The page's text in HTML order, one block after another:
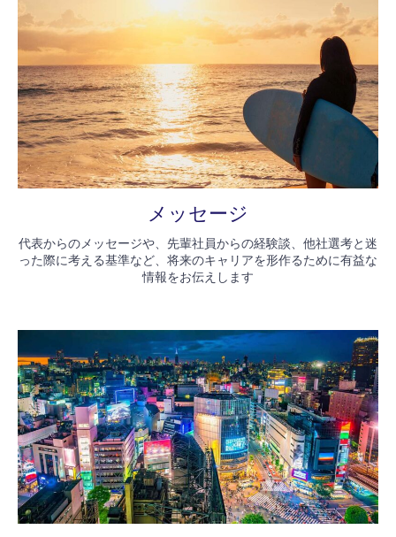
メッセージ
代表からのメッセージや、先輩社員からの経験談、他社選考と迷
った際に考える基準など、将来のキャリアを形作るために有益な
情報をお伝えします